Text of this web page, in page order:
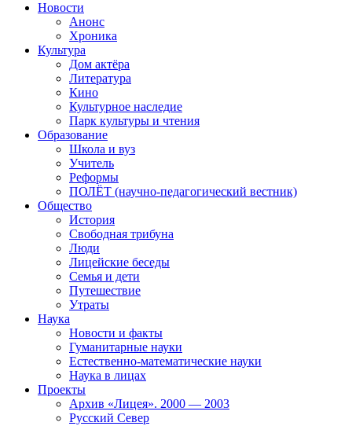
Новости
Анонс
Хроника
Культура
Дом актёра
Литература
Кино
Культурное наследие
Парк культуры и чтения
Образование
Школа и вуз
Учитель
Реформы
ПОЛЁТ (научно-педагогический вестник)
Общество
История
Свободная трибуна
Люди
Лицейские беседы
Семья и дети
Путешествие
Утраты
Наука
Новости и факты
Гуманитарные науки
Естественно-математические науки
Наука в лицах
Проекты
Архив «Лицея». 2000 — 2003
Русский Север